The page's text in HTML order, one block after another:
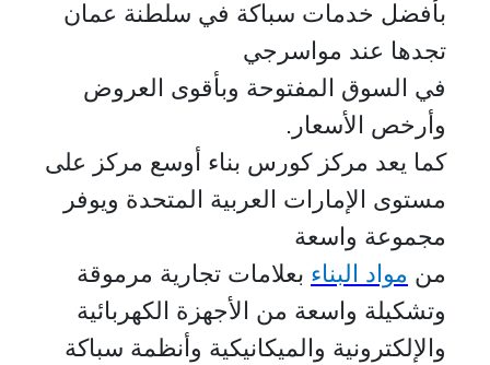
بأفضل خدمات سباكة في سلطنة عمان
تجدها عند مواسرجي
في السوق المفتوحة وبأقوى العروض
وأرخص الأسعار.
كما يعد مركز كورس بناء أوسع مركز على
مستوى الإمارات العربية المتحدة ويوفر
مجموعة واسعة
من مواد البناء بعلامات تجارية مرموقة
وتشكيلة واسعة من الأجهزة الكهربائية
والإلكترونية والميكانيكية وأنظمة سباكة